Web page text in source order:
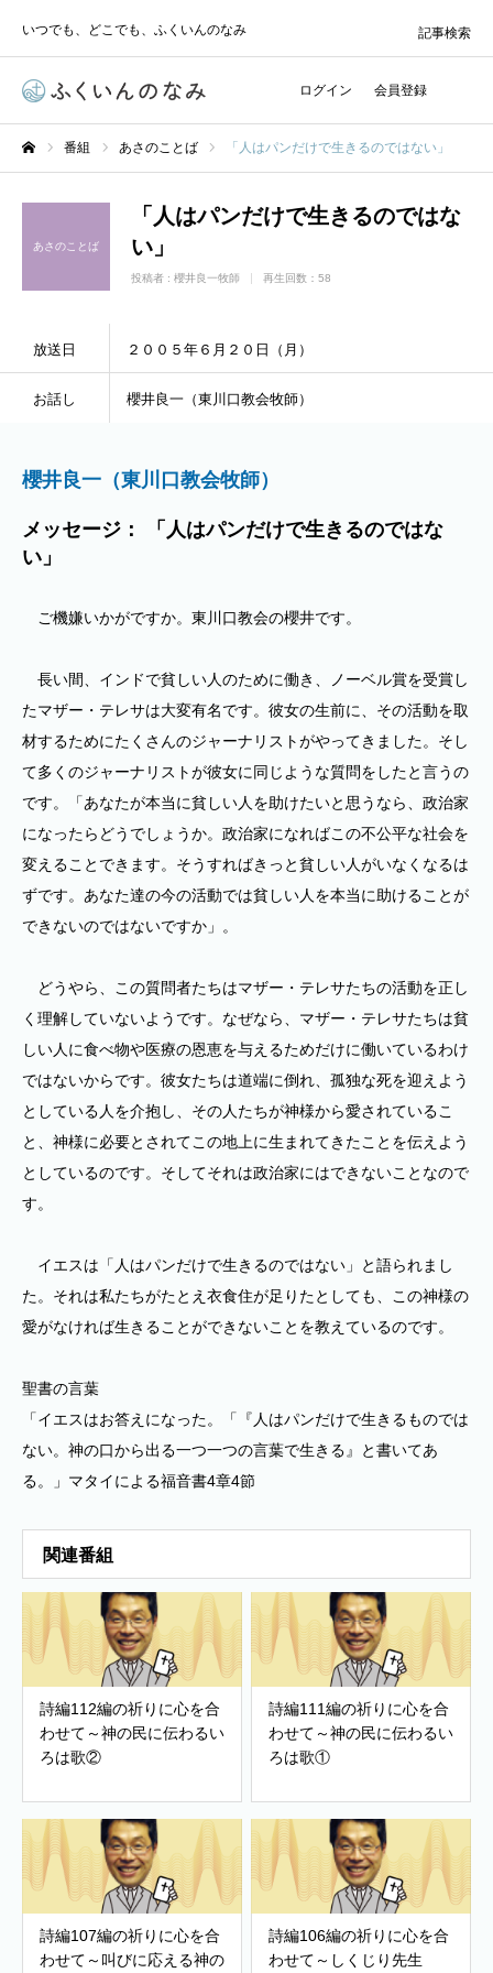
いつでも、どこでも、ふくいんのなみ
ログイン 会員登録
記事検索
番組 あさのことば 「人はパンだけで生きるのではない」
あさのことば
「人はパンだけで生きるのではな
い」
投稿者 : 櫻井良一牧師 再生回数：58
放送日 ２００５年６月２０日（月）
お話し 櫻井良一（東川口教会牧師）
櫻井良一（東川口教会牧師）
メッセージ： 「人はパンだけで生きるのではな
い」
ご機嫌いかがですか。東川口教会の櫻井です。
長い間、インドで貧しい人のために働き、ノーベル賞を受賞し
たマザー・テレサは大変有名です。彼女の生前に、その活動を取
材するためにたくさんのジャーナリストがやってきました。そし
て多くのジャーナリストが彼女に同じような質問をしたと言うの
です。「あなたが本当に貧しい人を助けたいと思うなら、政治家
になったらどうでしょうか。政治家になればこの不公平な社会を
変えることできます。そうすればきっと貧しい人がいなくなるは
ずです。あなた達の今の活動では貧しい人を本当に助けることが
できないのではないですか」。
どうやら、この質問者たちはマザー・テレサたちの活動を正し
く理解していないようです。なぜなら、マザー・テレサたちは貧
しい人に食べ物や医療の恩恵を与えるためだけに働いているわけ
ではないからです。彼女たちは道端に倒れ、孤独な死を迎えよう
としている人を介抱し、その人たちが神様から愛されているこ
と、神様に必要とされてこの地上に生まれてきたことを伝えよう
としているのです。そしてそれは政治家にはできないことなので
す。
イエスは「人はパンだけで生きるのではない」と語られまし
た。それは私たちがたとえ衣食住が足りたとしても、この神様の
愛がなければ生きることができないことを教えているのです。
聖書の言葉
「イエスはお答えになった。「『人はパンだけで生きるものでは
ない。神の口から出る一つ一つの言葉で生きる』と書いてあ
る。」マタイによる福音書4章4節
関連番組
詩編112編の祈りに心を合
わせて～神の民に伝わるい
ろは歌②
詩編111編の祈りに心を合
わせて～神の民に伝わるい
ろは歌①
詩編107編の祈りに心を合
わせて～叫びに応える神の
詩編106編の祈りに心を合
わせて～しくじり先生